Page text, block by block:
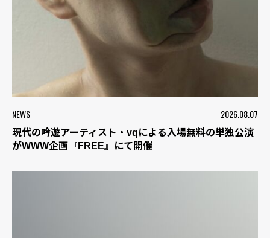
NEWS 2026.08.07
現代の吟遊アーティスト・vqによる入場無料の単独公演
がWWW企画『FREE』にて開催